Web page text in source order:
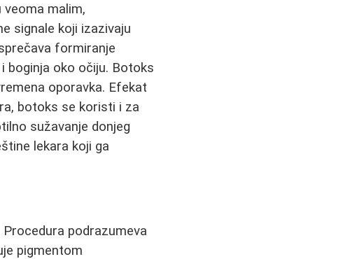
malim,
signale koji izazivaju
formiranje
boginja oko očiju. Botoks
oporavka. Efekat
botoks se koristi i za
sužavanje donjeg
lekara koji ga
podrazumeva
pigmentom